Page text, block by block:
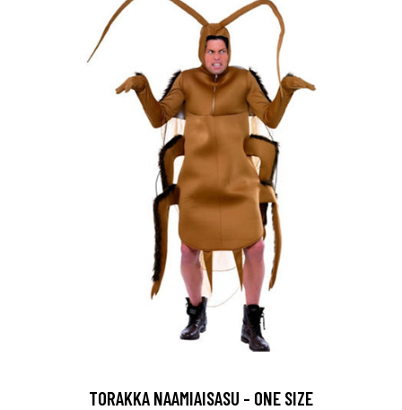
TORAKKA NAAMIAISASU - ONE SIZE